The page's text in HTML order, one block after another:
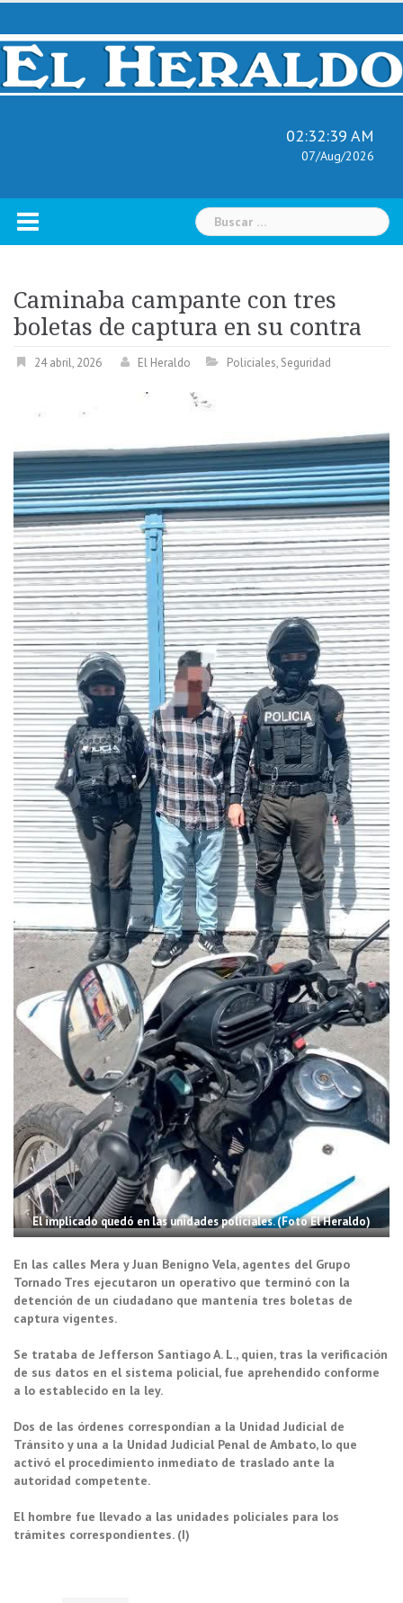
Skip
content
02:32:40 AM
07/Aug/2026
Buscar:
Caminaba campante con tres
boletas de captura en su contra
24 abril, 2026 El Heraldo Policiales, Seguridad
El implicado quedó en las unidades policiales. (Foto El Heraldo)
En las calles Mera y Juan Benigno Vela, agentes del Grupo
Tornado Tres ejecutaron un operativo que terminó con la
detención de un ciudadano que mantenía tres boletas de
captura vigentes.
Se trataba de Jefferson Santiago A. L., quien, tras la verificación
de sus datos en el sistema policial, fue aprehendido conforme
a lo establecido en la ley.
Dos de las órdenes correspondían a la Unidad Judicial de
Tránsito y una a la Unidad Judicial Penal de Ambato, lo que
activó el procedimiento inmediato de traslado ante la
autoridad competente.
El hombre fue llevado a las unidades policiales para los
trámites correspondientes. (I)